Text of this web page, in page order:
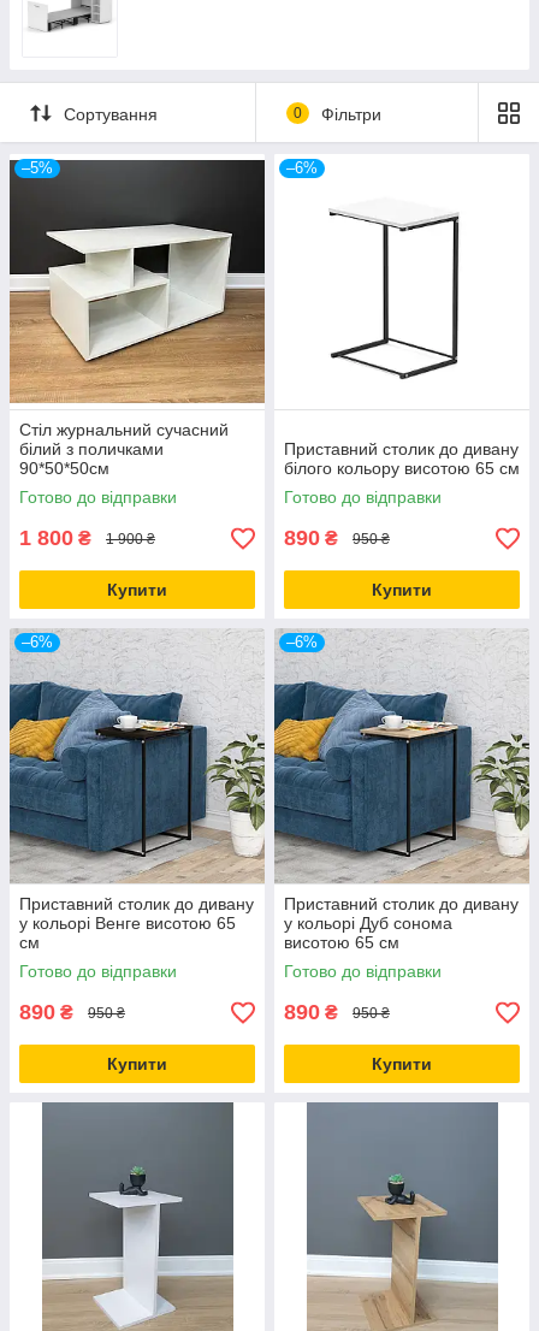
Сортування 0 Фільтри
–5%
Стіл журнальний сучасний
білий з поличками
90*50*50см
Готово до відправки
1 800 ₴ 1 900 ₴
Купити
–6%
Приставний столик до дивану
білого кольору висотою 65 см
Готово до відправки
890 ₴ 950 ₴
Купити
–6%
Приставний столик до дивану
у кольорі Венге висотою 65
см
Готово до відправки
890 ₴ 950 ₴
Купити
–6%
Приставний столик до дивану
у кольорі Дуб сонома
висотою 65 см
Готово до відправки
890 ₴ 950 ₴
Купити